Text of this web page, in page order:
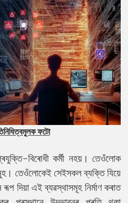
ফটো
বিৰোধী কৰ্মী নহয়। তেওঁলোক
তেওঁলোকেই সেইসকল ব্যক্তি যিয়ে
দিয়া এই ব্যৱস্থাসমূহ নিৰ্মাণ কৰাত